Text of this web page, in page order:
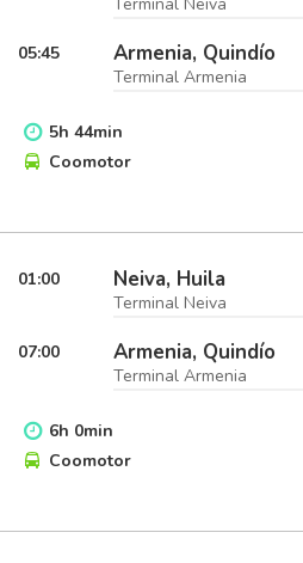
05:45 Armenia, Quindío
Terminal Armenia
5h 44min
Coomotor
01:00 Neiva, Huila
Terminal Neiva
07:00 Armenia, Quindío
Terminal Armenia
6h 0min
Coomotor